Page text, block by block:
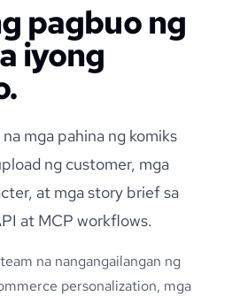
pagbuo ng
iyong
mga pahina ng komiks
ng customer, mga
at mga story brief sa
at MCP workflows.
na nangangailangan ng
personalization, mga